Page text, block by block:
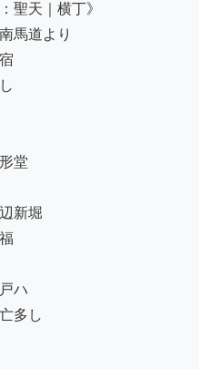
聖天｜横丁》ゟ
馬道より
堂
新堀
ハ
多し